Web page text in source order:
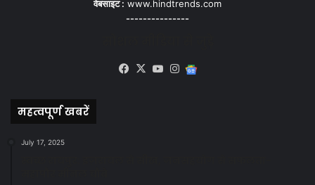
वेबसाइट : www.hindtrends.com
---------------
Facebook
X YouTubeInstagram
महत्वपूर्ण खबरें
July 17, 2025